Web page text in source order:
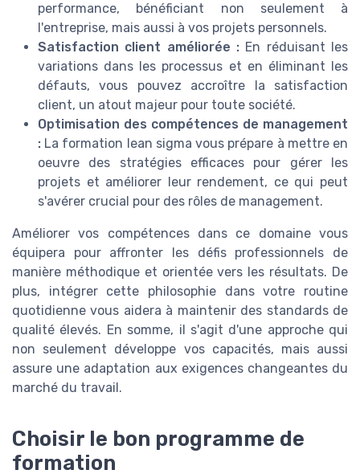
performance, bénéficiant non seulement à
l'entreprise, mais aussi à vos projets personnels.
Satisfaction client améliorée : En réduisant les
variations dans les processus et en éliminant les
défauts, vous pouvez accroître la satisfaction
client, un atout majeur pour toute société.
Optimisation des compétences de management
: La formation lean sigma vous prépare à mettre en
oeuvre des stratégies efficaces pour gérer les
projets et améliorer leur rendement, ce qui peut
s'avérer crucial pour des rôles de management.
Améliorer vos compétences dans ce domaine vous
équipera pour affronter les défis professionnels de
manière méthodique et orientée vers les résultats. De
plus, intégrer cette philosophie dans votre routine
quotidienne vous aidera à maintenir des standards de
qualité élevés. En somme, il s'agit d'une approche qui
non seulement développe vos capacités, mais aussi
assure une adaptation aux exigences changeantes du
marché du travail.
Choisir le bon programme de
formation